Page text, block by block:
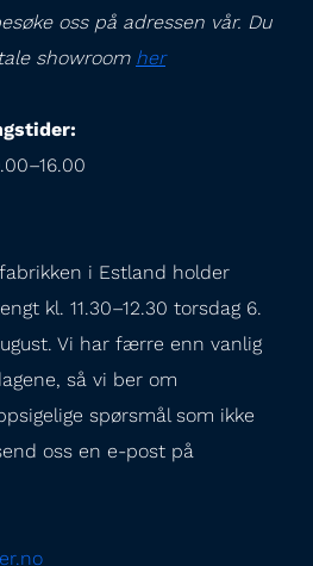
oss på adressen vår. Du
showroom her
i Estland holder
kl. 11.30–12.30 torsdag 6.
Vi har færre enn vanlig
så vi ber om
spørsmål som ikke
oss en e-post på